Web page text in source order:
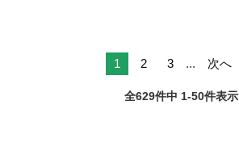
1 2 3 ... 次へ
全629件中 1-50件表示